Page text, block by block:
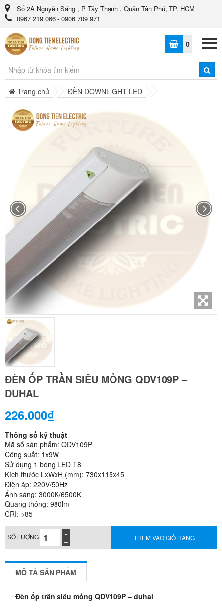
Số 2A Nguyễn Sáng , P Tây Thạnh , Quận Tân Phú, TP. HCM
0967 219 066 - 0906 709 971
0
Trang chủ ĐÈN DOWNLIGHT LED
ĐÈN ỐP TRẦN SIÊU MỎNG QDV109P –
DUHAL
226.000₫
Thông số kỹ thuật
Mã số sản phẩm: QDV109P
Công suất: 1x9W
Sử dụng 1 bóng LED T8
Kích thước LxWxH (mm): 730x115x45
Điện áp: 220V/50Hz
Ánh sáng: 3000K/6500K
Quang thông: 980lm
CRI: >85
SỐ LƯỢNG THÊM VÀO GIỎ HÀNG
MÔ TẢ SẢN PHẨM
Đèn ốp trần siêu mỏng QDV109P – duhal